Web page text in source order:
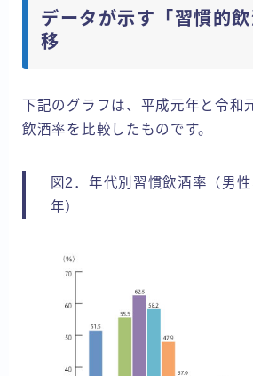
データが示す「習慣的
移
下記のグラフは、平成元年と令和
飲酒率を比較したものです。
図2．年代別習慣飲酒率（男
年）